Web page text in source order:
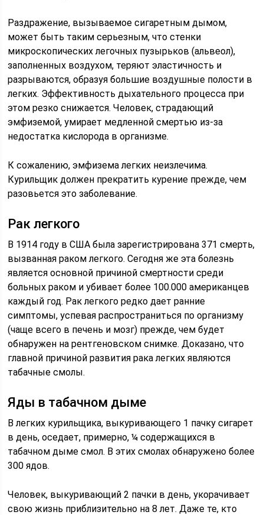
Раздражение, вызываемое сигаретным дымом,
может быть таким серьезным, что стенки
микроскопических легочных пузырьков (альвеол),
заполненных воздухом, теряют эластичность и
разрываются, образуя большие воздушные полости в
легких. Эффективность дыхательного процесса при
этом резко снижается. Человек, страдающий
эмфиземой, умирает медленной смертью из-за
недостатка кислорода в организме.
К сожалению, эмфизема легких неизлечима.
Курильщик должен прекратить курение прежде, чем
разовьется это заболевание.
Рак легкого
В 1914 году в США была зарегистрирована 371 смерть,
вызванная раком легкого. Сегодня же эта болезнь
является основной причиной смертности среди
больных раком и убивает более 100.000 американцев
каждый год. Рак легкого редко дает ранние
симптомы, успевая распространиться по организму
(чаще всего в печень и мозг) прежде, чем будет
обнаружен на рентгеновском снимке. Доказано, что
главной причиной развития рака легких являются
табачные смолы.
Яды в табачном дыме
В легких курильщика, выкуривающего 1 пачку сигарет
в день, оседает, примерно, ¼ содержащихся в
табачном дыме смол. В этих смолах обнаружено более
300 ядов.
Человек, выкуривающий 2 пачки в день, укорачивает
свою жизнь приблизительно на 8 лет. Даже те, кто